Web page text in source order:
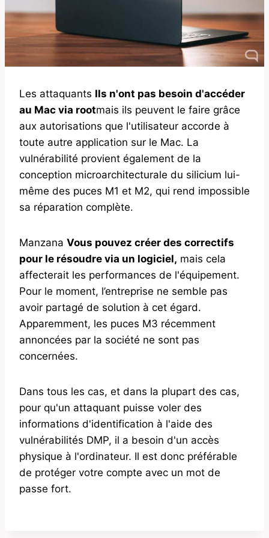
Les attaquants Ils n'ont pas besoin d'accéder
au Mac via rootmais ils peuvent le faire grâce
aux autorisations que l'utilisateur accorde à
toute autre application sur le Mac. La
vulnérabilité provient également de la
conception microarchitecturale du silicium lui-
même des puces M1 et M2, qui rend impossible
sa réparation complète.
Manzana Vous pouvez créer des correctifs
pour le résoudre via un logiciel, mais cela
affecterait les performances de l'équipement.
Pour le moment, l’entreprise ne semble pas
avoir partagé de solution à cet égard.
Apparemment, les puces M3 récemment
annoncées par la société ne sont pas
concernées.
Dans tous les cas, et dans la plupart des cas,
pour qu'un attaquant puisse voler des
informations d'identification à l'aide des
vulnérabilités DMP, il a besoin d'un accès
physique à l'ordinateur. Il est donc préférable
de protéger votre compte avec un mot de
passe fort.